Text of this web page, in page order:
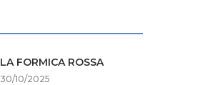
LA FORMICA ROSSA
30/10/2025